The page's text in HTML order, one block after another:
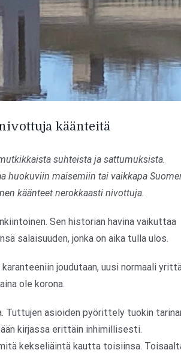
käänteitä
suhteista ja sattumuksista.
huokuviin maisemiin tai vaikkapa
käänteet nerokkaasti nivottuja.
Sen historian havina vaikuttaa
salaisuuden, jonka on aika tulla ulos.
joudutaan, uusi normaali
ole korona.
Tuttujen asioiden pyörittely tuokin
kirjassa erittäin inhimillisesti.
kekseliäintä kautta toisiinsa.